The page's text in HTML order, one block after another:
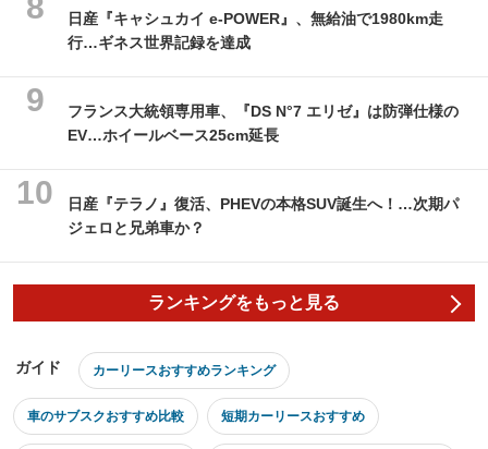
日産『キャシュカイ e-POWER』、無給油で1980km走
行…ギネス世界記録を達成
フランス大統領専用車、『DS N°7 エリゼ』は防弾仕様の
EV…ホイールベース25cm延長
日産『テラノ』復活、PHEVの本格SUV誕生へ！…次期パ
ジェロと兄弟車か？
ランキングをもっと見る
ガイド カーリースおすすめランキング
車のサブスクおすすめ比較 短期カーリースおすすめ